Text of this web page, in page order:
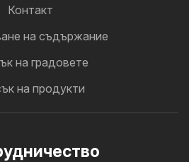
Контакт
на съдържание
на градовете
на продукти